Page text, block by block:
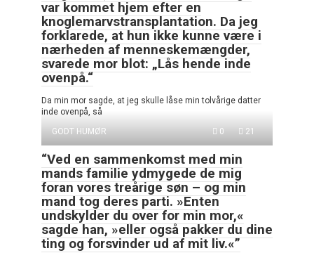
var kommet hjem efter en
knoglemarvstransplantation. Da jeg
forklarede, at hun ikke kunne være i
nærheden af menneskemængder,
svarede mor blot: „Lås hende inde
ovenpå.“
Da min mor sagde, at jeg skulle låse min tolvårige datter
inde ovenpå, så
GODT HUMØR
0 21
“Ved en sammenkomst med min
mands familie ydmygede de mig
foran vores treårige søn – og min
mand tog deres parti. »Enten
undskylder du over for min mor,«
sagde han, »eller også pakker du dine
ting og forsvinder ud af mit liv.«”